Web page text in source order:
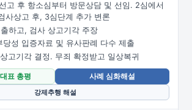
고 후 항소심부터 방문상담 및 선임. 2심에서
사상고 후, 3심단계 추가 변론
하고, 검사 상고기각 주장
당성 입증자료 및 유사판례 다수 제출
고기각 결정. 무죄 확정받고 일상복귀
표 총평
사례 심화해설
강제추행 해설